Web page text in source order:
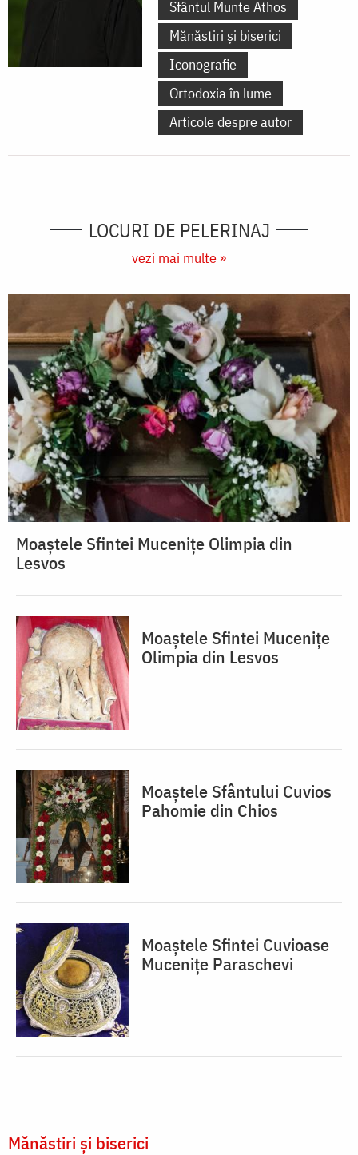
Sfântul Munte Athos
Mănăstiri și biserici
Iconografie
Ortodoxia în lume
Articole despre autor
LOCURI DE PELERINAJ
vezi mai multe »
Moaștele Sfintei Mucenițe Olimpia din
Lesvos
Moaștele Sfintei Mucenițe
Olimpia din Lesvos
Moaștele Sfântului Cuvios
Pahomie din Chios
Moaștele Sfintei Cuvioase
Mucenițe Paraschevi
Mănăstiri și biserici